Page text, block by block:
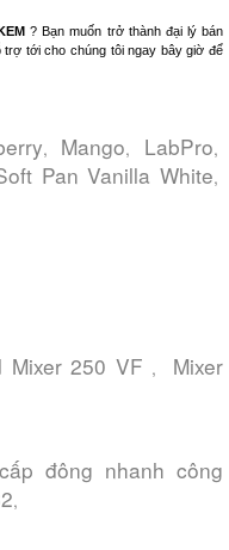
? Bạn muốn trở thành đại lý bán
trợ tới cho chúng tôi ngay bây giờ để
, Mango, LabPro,
Pan Vanilla White,
Mixer 250 VF , Mixer
đông nhanh công
,